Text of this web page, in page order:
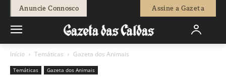
Anuncie Connosco Assine a Gazeta
Início Temáticas Gazeta dos Animais
Temáticas Gazeta dos Animais